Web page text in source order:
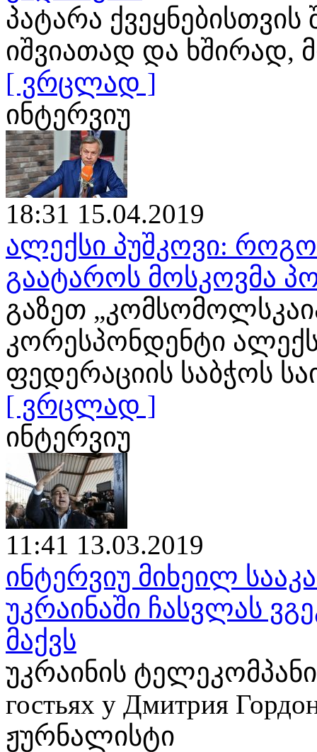
პატარა
იშვიათად და
[ ვრცლად ]
ინტერვიუ
18:31 15.04.2019
ალექსი პუშკოვი:
გაატაროს მოსკოვმა
გაზეთ
კორესპონდენტი
ფედერაციის საბჭოს
[ ვრცლად ]
ინტერვიუ
11:41 13.03.2019
ინტერვიუ მიხეილ
უკრაინაში ჩასვლას
მაქვს
უკრაინის
гостьях у Дмитрия
ჟურნალისტი